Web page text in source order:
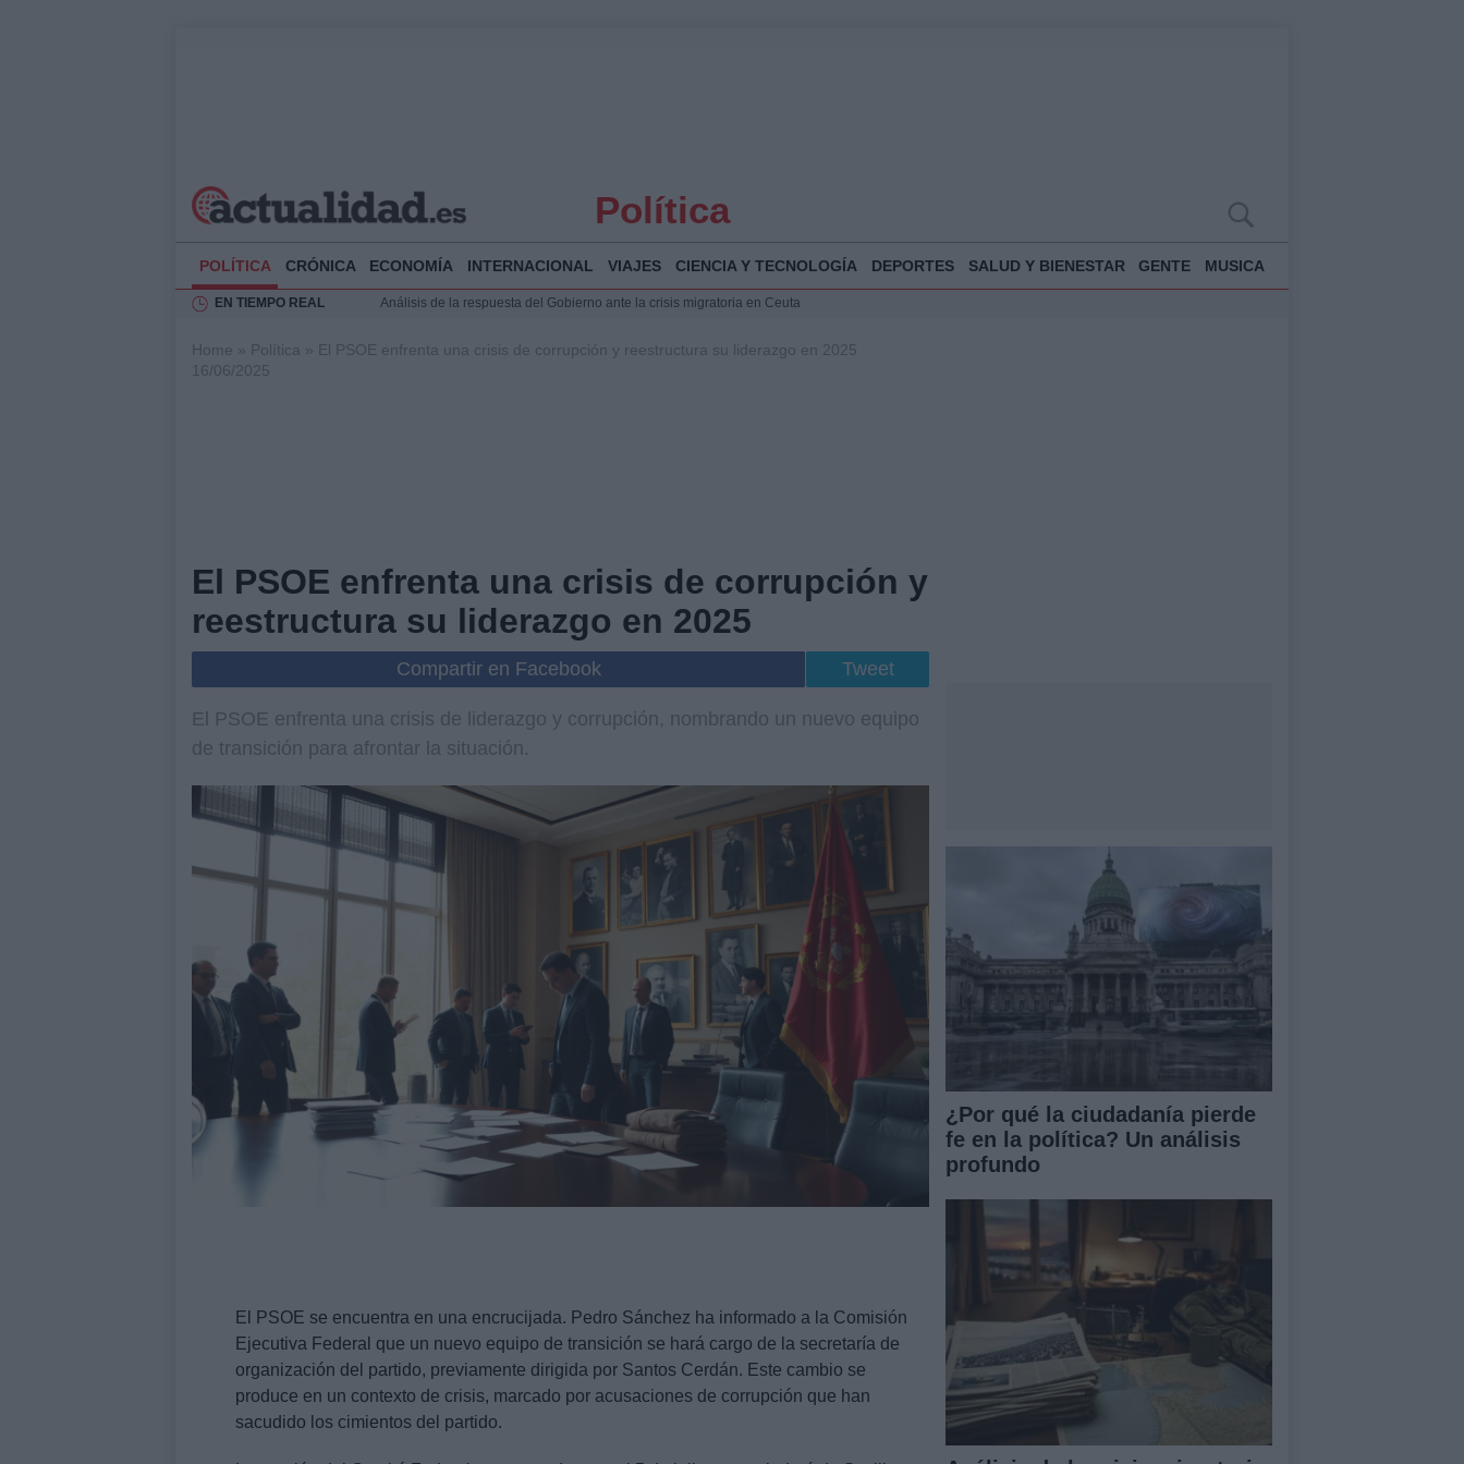
Política
POLÍTICA CRÓNICA ECONOMÍA INTERNACIONAL VIAJES CIENCIA Y TECNOLOGÍA DEPORTES SALUD Y BIENESTAR GENTE MUSICA
EN TIEMPO REAL
Análisis de la respuesta del Gobierno ante la crisis migratoria en Ceuta
Felipe VI recibe a Juan Jesús Vivas en Palma para analizar la situación en Ceuta
Home » Política » El PSOE enfrenta una crisis de corrupción y reestructura su liderazgo en 2025
16/06/2025
El PSOE enfrenta una crisis de corrupción y
reestructura su liderazgo en 2025
Compartir en Facebook Tweet
El PSOE enfrenta una crisis de liderazgo y corrupción, nombrando un nuevo equipo
de transición para afrontar la situación.
El PSOE se encuentra en una encrucijada. Pedro Sánchez ha informado a la Comisión
Ejecutiva Federal que un nuevo equipo de transición se hará cargo de la secretaría de
organización del partido, previamente dirigida por Santos Cerdán. Este cambio se
produce en un contexto de crisis, marcado por acusaciones de corrupción que han
sacudido los cimientos del partido.
¿Por qué la ciudadanía pierde
fe en la política? Un análisis
profundo